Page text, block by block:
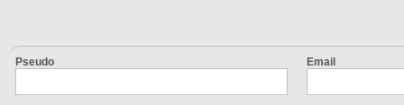
Pseudo Email